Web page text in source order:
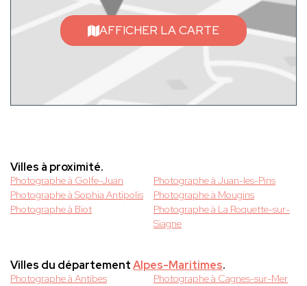
AFFICHER LA CARTE
Villes à proximité.
Photographe à Golfe-Juan
Photographe à Juan-les-Pins
Photographe à Sophia Antipolis
Photographe à Mougins
Photographe à Biot
Photographe à La Roquette-sur-
Siagne
Villes du départementAlpes-Maritimes.
Photographe à Antibes
Photographe à Cagnes-sur-Mer